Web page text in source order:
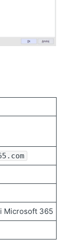
Microsoft 365